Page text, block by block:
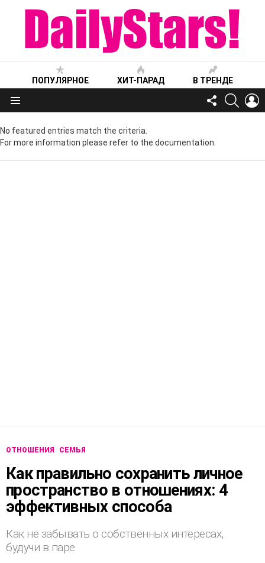
ПОПУЛЯРНОЕ ХИТ-ПАРАД В ТРЕНДЕ
Меню
FOLLOW
US
No featured entries match the criteria.
For more information please refer to the documentation.
ОТНОШЕНИЯ СЕМЬЯ
Как правильно сохранить личное
пространство в отношениях: 4
эффективных способа
Как не забывать о собственных интересах,
будучи в паре